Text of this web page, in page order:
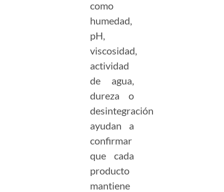
como
humedad,
pH,
viscosidad,
actividad
de agua,
dureza o
desintegración
ayudan a
confirmar
que cada
producto
mantiene